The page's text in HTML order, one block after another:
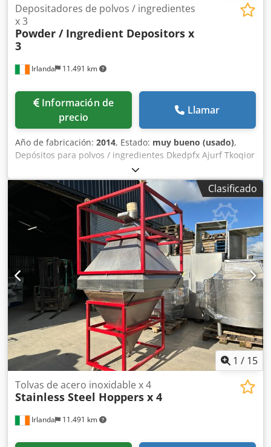
Irlanda 11.491 km
Depositadores de polvos / ingredientes
x 3
Powder / Ingredient Depositors x
3
Información de
precio
Llamar
Año de fabricación: 2014, Estado: muy bueno (usado),
Depósitos para polvos / ingredientes Dkedpfx Ajurf Tkoqior
Cantidad 3 disponibles Acero inoxidable Año 2014 En
excelente estado
Clasificado
1 / 15
Irlanda 11.491 km
Tolvas de acero inoxidable x 4
Stainless Steel Hoppers x 4